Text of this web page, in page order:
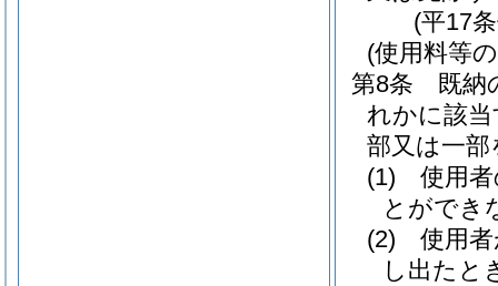
(平17
(使用料等
第8条
既納
れかに該
部又は一
(1)
使用
とができ
(2)
使用
し出たと